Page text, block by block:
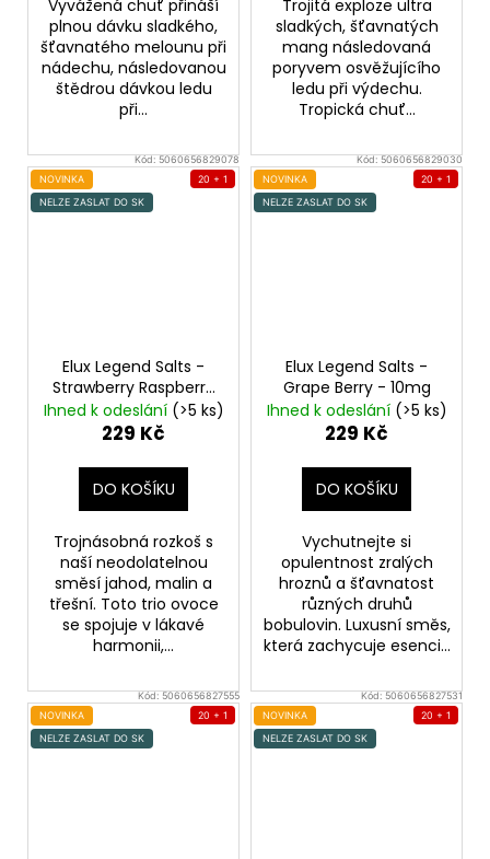
Vyvážená chuť přináší
plnou dávku sladkého,
šťavnatého melounu při
nádechu, následovanou
štědrou dávkou ledu
při...
Trojitá exploze ultra
sladkých, šťavnatých
mang následovaná
poryvem osvěžujícího
ledu při výdechu.
Tropická chuť...
Kód:5060656829078
NOVINKA
NELZE ZASLAT DO SK
20 + 1
Elux Legend Salts -
Strawberry Raspberry
Cherry - 10mg
Ihned k odeslání (>5 ks)
229 Kč
DO KOŠÍKU
Trojnásobná rozkoš s
naší neodolatelnou
směsí jahod, malin a
třešní. Toto trio ovoce
se spojuje v lákavé
harmonii,...
Kód:5060656829030
NOVINKA
NELZE ZASLAT DO SK
20 + 1
Elux Legend Salts -
Grape Berry - 10mg
Ihned k odeslání (>5 ks)
229 Kč
DO KOŠÍKU
Vychutnejte si
opulentnost zralých
hroznů a šťavnatost
různých druhů
bobulovin. Luxusní směs,
která zachycuje esenci...
Kód: 5060656827555
NOVINKA
NELZE ZASLAT DO SK
20 + 1
Kód: 5060656827531
NOVINKA
NELZE ZASLAT DO SK
20 + 1